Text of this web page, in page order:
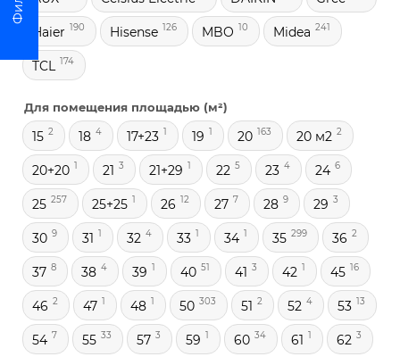
Haier 190 Hisense 126 MBO 10 Midea 241
TCL 174
Для помещения площадью (м²)
15 2 18 4 17+23 1 19 1 20 163 20 м2 2
20+20 1 21 3 21+29 1 22 5 23 4 24 6
25 257 25+25 1 26 12 27 7 28 9 29 3
30 9 31 1 32 4 33 1 34 1 35 299 36 2
37 8 38 4 39 1 40 51 41 3 42 1 45 16
46 2 47 1 48 1 50 303 51 2 52 4 53 13
54 7 55 33 57 3 59 1 60 34 61 1 62 3